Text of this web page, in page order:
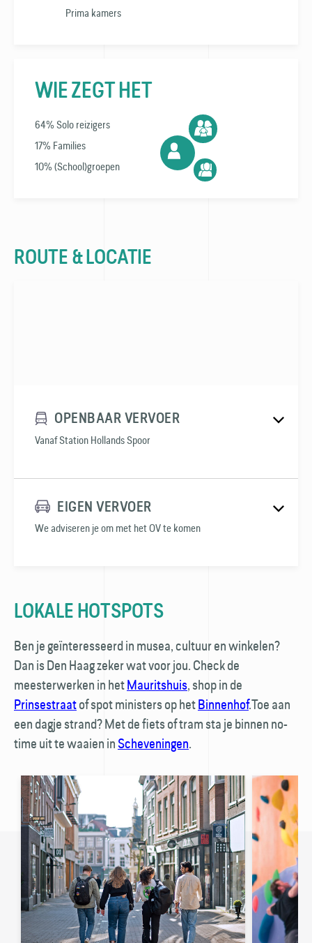
Prima kamers
WIE ZEGT HET
64% Solo reizigers
17% Families
10% (School)groepen
ROUTE & LOCATIE
OPENBAAR VERVOER
Vanaf Station Hollands Spoor
🚏
EIGEN VERVOER
We adviseren je om met het OV te komen
LOKALE HOTSPOTS
Ben je geïnteresseerd in musea, cultuur en winkelen?
Dan is Den Haag zeker wat voor jou. Check de
meesterwerken in hetMauritshuis, shop in de
Prinsestraatof spot ministers op hetBinnenhof.Toe aan
een dagje strand? Met de fiets of tram sta je binnen no-
time uit te waaien inScheveningen.